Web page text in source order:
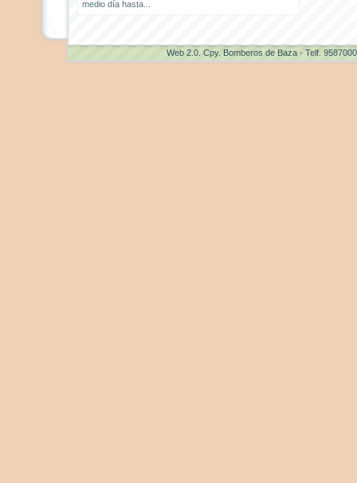
medio día hasta...
Web 2.0 . Cpy. Bomberos de Baza - Telf.